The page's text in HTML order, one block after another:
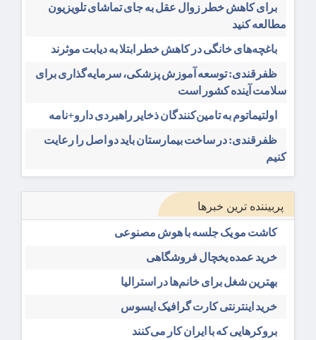
برای کاهش خطر زوال عقل به جای تماشای تلویزیون
مطالعه کنید
باغچه‌های خانگی در کاهش خطر ابتلا به دیابت موثرند
ظفرقندی: توسعه آموزش پزشکی، سرمایه‌گذاری برای
سلامت آینده کشور است
اولتیماتوم به تامین‌کنندگان ذخایر راهبردی دارو+نامه
ظفرقندی: در ساخت بیمارستان باید دو اصل را رعایت
کنیم
پربیننده ترین خبرها
کاشت مو یک جلسه با هوش مصنوعی
خرید عمده یخچال فروشگاهی
بهترین شغل برای خانم‌ها در استرالیا
خرید اینترنتی کارت گرافیک ایسوس
بروکرهایی‌ که با ایران کار می‌کنند